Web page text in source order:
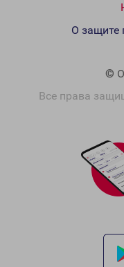
©
Все права
О защите